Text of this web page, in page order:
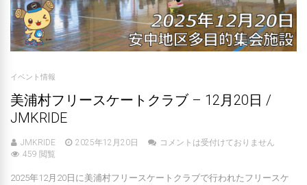
イベント情報
美浦村フリースケートクラブ – 12月20日 /
JMKRIDE
JMKRIDE 2025年12月20日
コメントは受付けておりません
459 閲覧
2025年12月20日に美浦村フリースケートクラブで行われたフリースケ